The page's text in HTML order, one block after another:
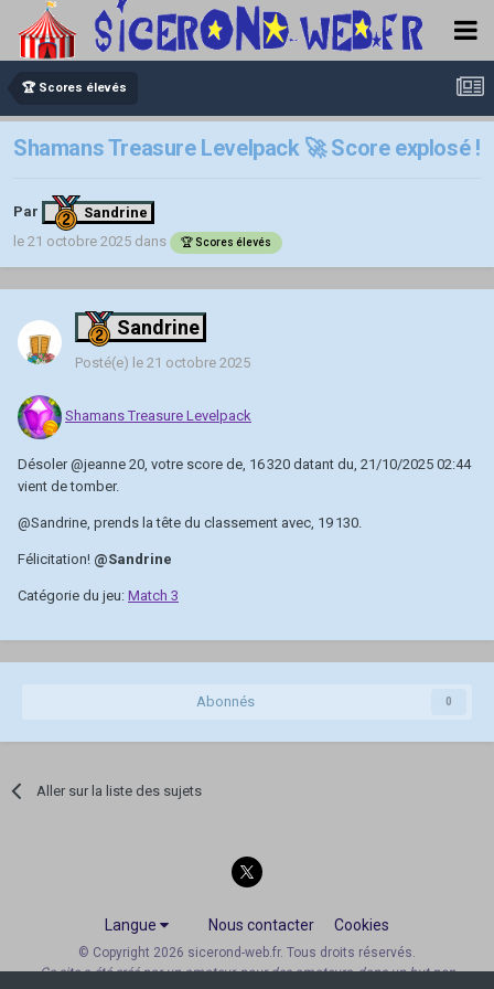
🏆 Scores élevés
Shamans Treasure Levelpack 🚀 Score explosé !
Par
Sandrine
le 21 octobre 2025 dans 🏆 Scores élevés
Sandrine
Posté(e) le 21 octobre 2025
Shamans Treasure Levelpack
Désoler@jeanne 20 , votre score de, 16 320 datant du, 21/10/2025 02:44
vient de tomber.
@Sandrine , prends la tête du classement avec, 19 130.
Félicitation! @Sandrine
Catégorie du jeu: Match 3
Abonnés 0
Aller sur la liste des sujets
Langue Nous contacter Cookies
© Copyright 2026 sicerond-web.fr. Tous droits réservés.
Ce site a été créé par un amateur, pour des amateurs, dans un but non